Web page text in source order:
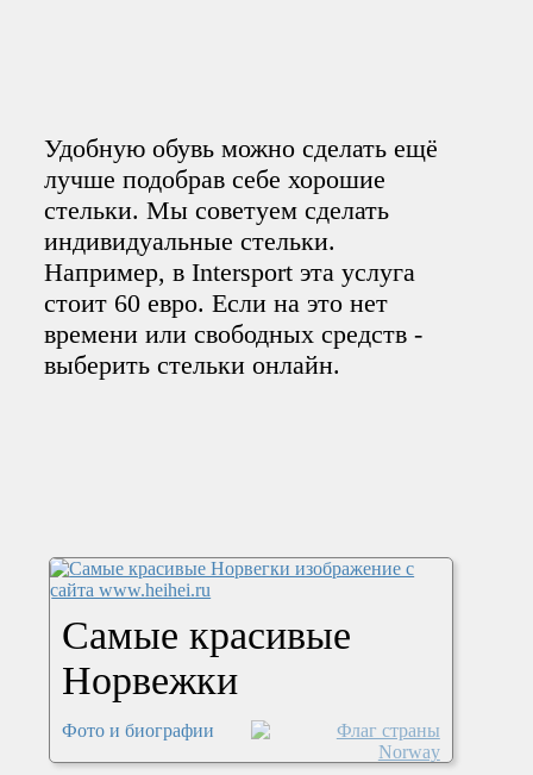
Удобную обувь можно сделать ещё
лучше подобрав себе хорошие
стельки. Мы советуем сделать
индивидуальные стельки.
Например, в Intersport эта услуга
стоит 60 евро. Если на это нет
времени или свободных средств -
выберить стельки онлайн.
Самые красивые
Норвежки
Фото и биографии